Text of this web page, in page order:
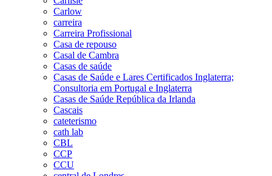
Carlow
carreira
Carreira Profissional
Casa de repouso
Casal de Cambra
Casas de saúde
Casas de Saúde e Lares Certificados Inglaterra;
Consultoria em Portugal e Inglaterra
Casas de Saúde República da Irlanda
Cascais
cateterismo
cath lab
CBL
CCP
CCU